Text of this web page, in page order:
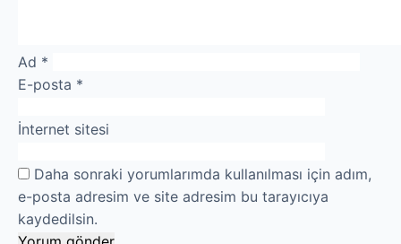
Ad *
E-posta *
İnternet sitesi
Daha sonraki yorumlarımda kullanılması için adım,
e-posta adresim ve site adresim bu tarayıcıya
kaydedilsin.